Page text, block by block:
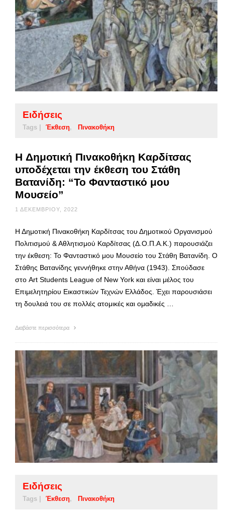
Ειδήσεις
Tags | Έκθεση Πινακοθήκη
H Δημοτική Πινακοθήκη Καρδίτσας
υποδέχεται την έκθεση του Στάθη
Βατανίδη: “Το Φανταστικό μου
Μουσείο”
1 ΔΕΚΕΜΒΡΊΟΥ, 2022
Η Δημοτική Πινακοθήκη Καρδίτσας του Δημοτικού Οργανισμού
Πολιτισμού & Αθλητισμού Καρδίτσας (Δ.Ο.Π.Α.Κ.) παρουσιάζει
την έκθεση: Το Φανταστικό μου Μουσείο του Στάθη Βατανίδη. Ο
Στάθης Βατανίδης γεννήθηκε στην Αθήνα (1943). Σπούδασε
στο Art Students League of New York και είναι μέλος του
Επιμελητηρίου Εικαστικών Τεχνών Ελλάδος. Έχει παρουσιάσει
τη δουλειά του σε πολλές ατομικές και ομαδικές …
Διαβάστε περισσότερα
Ειδήσεις
Tags | Έκθεση Πινακοθήκη